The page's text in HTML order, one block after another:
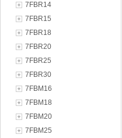
7FBR14
7FBR15
7FBR18
7FBR20
7FBR25
7FBR30
7FBM16
7FBM18
7FBM20
7FBM25